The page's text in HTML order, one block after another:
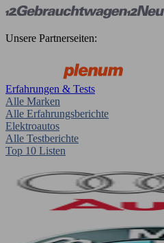
Unsere Partnerseiten:
Erfahrungen & Tests
Alle Marken
Alle Erfahrungsberichte
Elektroautos
Alle Testberichte
Top 10 Listen